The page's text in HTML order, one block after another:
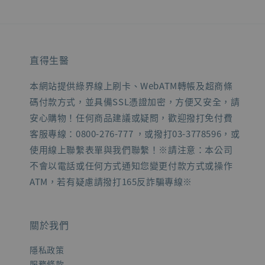
直得生醫
本網站提供綠界線上刷卡、WebATM轉帳及超商條
碼付款方式，並具備SSL憑證加密，方便又安全，請
安心購物！任何商品建議或疑問，歡迎撥打免付費
客服專線：0800-276-777 ，或撥打03-3778596，或
使用線上聯繫表單與我們聯繫！※請注意：本公司
不會以電話或任何方式通知您變更付款方式或操作
ATM，若有疑慮請撥打165反詐騙專線※
關於我們
隱私政策